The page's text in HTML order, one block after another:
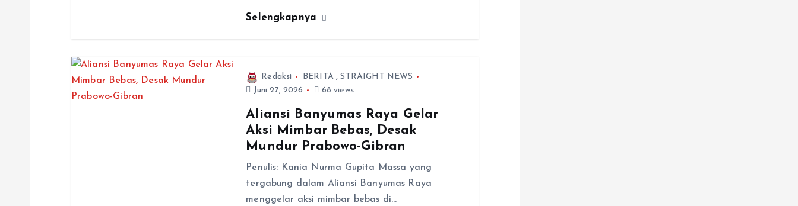
Selengkapnya
Redaksi BERITA,STRAIGHT NEWS
Juni 27, 2026
68 views
Aliansi Banyumas Raya Gelar
Aksi Mimbar Bebas, Desak
Mundur Prabowo-Gibran
Penulis: Kania Nurma Gupita Massa yang
tergabung dalam Aliansi Banyumas Raya
menggelar aksi mimbar bebas di…